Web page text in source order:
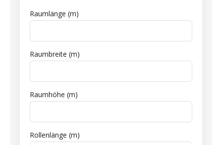
Raumlänge (m)
Raumbreite (m)
Raumhöhe (m)
Rollenlänge (m)